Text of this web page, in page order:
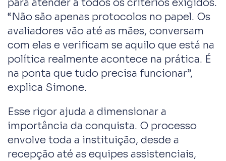
para atender a todos os critérios exigidos.
“Não são apenas protocolos no papel. Os
avaliadores vão até as mães, conversam
com elas e verificam se aquilo que está na
política realmente acontece na prática. É
na ponta que tudo precisa funcionar”,
explica Simone.
Esse rigor ajuda a dimensionar a
importância da conquista. O processo
envolve toda a instituição, desde a
recepção até as equipes assistenciais,